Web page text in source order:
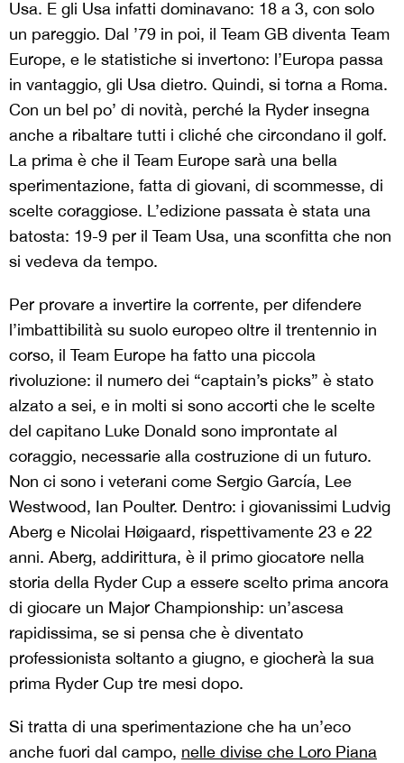
Usa. E gli Usa infatti dominavano: 18 a 3, con solo
un pareggio. Dal ’79 in poi, il Team GB diventa Team
Europe, e le statistiche si invertono: l’Europa passa
in vantaggio, gli Usa dietro. Quindi, si torna a Roma.
Con un bel po’ di novità, perché la Ryder insegna
anche a ribaltare tutti i cliché che circondano il golf.
La prima è che il Team Europe sarà una bella
sperimentazione, fatta di giovani, di scommesse, di
scelte coraggiose. L’edizione passata è stata una
batosta: 19-9 per il Team Usa, una sconfitta che non
si vedeva da tempo.
Per provare a invertire la corrente, per difendere
l’imbattibilità su suolo europeo oltre il trentennio in
corso, il Team Europe ha fatto una piccola
rivoluzione: il numero dei “captain’s picks” è stato
alzato a sei, e in molti si sono accorti che le scelte
del capitano Luke Donald sono improntate al
coraggio, necessarie alla costruzione di un futuro.
Non ci sono i veterani come Sergio García, Lee
Westwood, Ian Poulter. Dentro: i giovanissimi Ludvig
Aberg e Nicolai Høigaard, rispettivamente 23 e 22
anni. Aberg, addirittura, è il primo giocatore nella
storia della Ryder Cup a essere scelto prima ancora
di giocare un Major Championship: un’ascesa
rapidissima, se si pensa che è diventato
professionista soltanto a giugno, e giocherà la sua
prima Ryder Cup tre mesi dopo.
Si tratta di una sperimentazione che ha un’eco
anche fuori dal campo, nelle divise che Loro Piana